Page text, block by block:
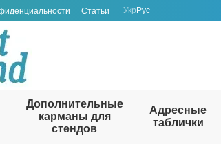
Статьи Укр Рус
Дополнительные
карманы для
стендов
Адресные
таблички